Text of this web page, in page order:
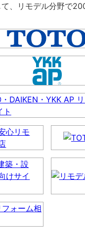
、リモデル分野で